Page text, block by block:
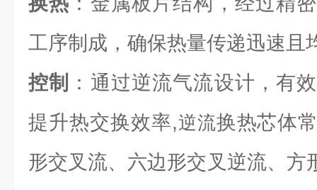
工序制成，确保热量传递迅速且
控制
：通过逆流气流设计，有
提升热交换效率,逆流换热芯体
形交叉流、六边形交叉逆流、方